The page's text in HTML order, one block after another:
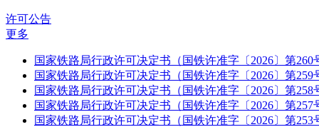
许可公告
更多
国家铁路局行政许可决定书（国铁许准字〔2026〕第260
国家铁路局行政许可决定书（国铁许准字〔2026〕第259
国家铁路局行政许可决定书（国铁许准字〔2026〕第258
国家铁路局行政许可决定书（国铁许准字〔2026〕第257
国家铁路局行政许可决定书（国铁许准字〔2026〕第253